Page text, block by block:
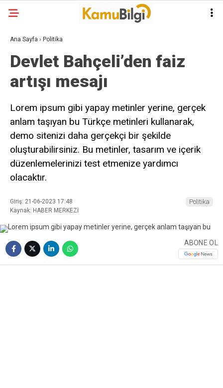
Ana Sayfa › Politika
Devlet Bahçeli’den faiz
artışı mesajı
Lorem ipsum gibi yapay metinler yerine, gerçek
anlam taşıyan bu Türkçe metinleri kullanarak,
demo sitenizi daha gerçekçi bir şekilde
oluşturabilirsiniz. Bu metinler, tasarım ve içerik
düzenlemelerinizi test etmenize yardımcı
olacaktır.
Giriş: 21-06-2023 17:48
Kaynak: HABER MERKEZİ
Politika
ABONE OL